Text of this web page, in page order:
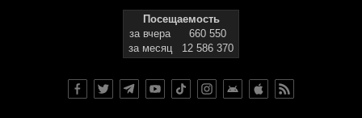
Посещаемость
за вчера
660 550
за месяц
12 586 370